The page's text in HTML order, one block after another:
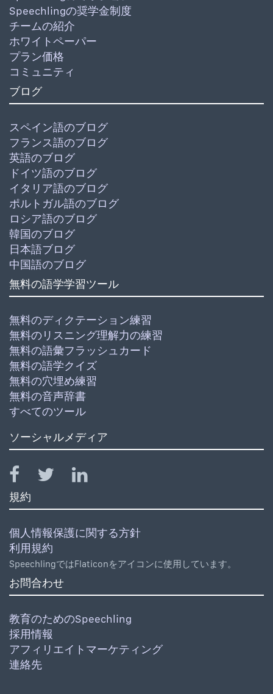
Speechlingの奨学金制度
チームの紹介
ホワイトペーパー
プラン価格
コミュニティ
ブログ
スペイン語のブログ
フランス語のブログ
英語のブログ
ドイツ語のブログ
イタリア語のブログ
ポルトガル語のブログ
ロシア語のブログ
韓国のブログ
日本語ブログ
中国語のブログ
無料の語学学習ツール
無料のディクテーション練習
無料のリスニング理解力の練習
無料の語彙フラッシュカード
無料の語学クイズ
無料の穴埋め練習
無料の音声辞書
すべてのツール
ソーシャルメディア
規約
個人情報保護に関する方針
利用規約
SpeechlingではFlaticonをアイコンに使用しています。
お問合わせ
教育のためのSpeechling
採用情報
アフィリエイトマーケティング
連絡先